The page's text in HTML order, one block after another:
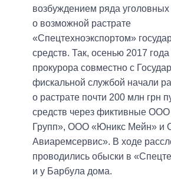
возбуждением ряда уголовных
о возможной растрате
«Спецтехноэкспортом»
средств. Так, осенью 2017
прокурора совместно с
фискальной службой начали
о растрате почти 200 млн грн
средств через фиктивные ООО
Групп», ООО «Юникс Мейн»
Авиаремсервис». В ходе
проводились обыски в
и у Барбула дома.